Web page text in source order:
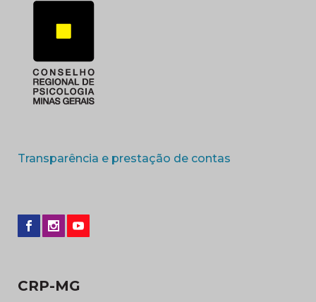
Transparência e prestação de contas
CRP-MG